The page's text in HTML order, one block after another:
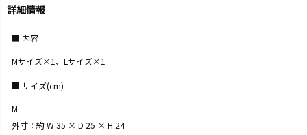
詳細情報
内容
Mサイズ×1、Lサイズ×1
サイズ(cm)
M
外寸：約 W 35 × D 25 × H 24